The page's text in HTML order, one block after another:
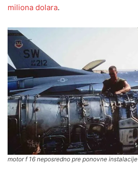
miliona dolara.
motor f 16 neposredno pre ponovne instalacije